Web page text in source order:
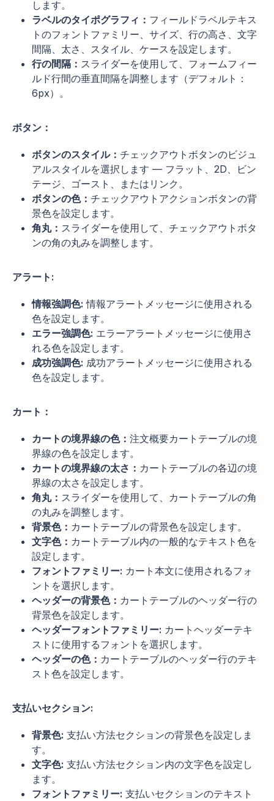
します。
ラベルのタイポグラフィ： フィールドラベルテキス
トのフォントファミリー、サイズ、行の高さ、文字
間隔、太さ、スタイル、ケースを設定します。
行の間隔： スライダーを使用して、フォームフィー
ルド行間の垂直間隔を調整します（デフォルト：
6px）。
ボタン：
ボタンのスタイル： チェックアウトボタンのビジュ
アルスタイルを選択します — フラット、2D、ビン
テージ、ゴースト、またはリンク。
ボタンの色： チェックアウトアクションボタンの背
景色を設定します。
角丸： スライダーを使用して、チェックアウトボタ
ンの角の丸みを調整します。
アラート:
情報強調色: 情報アラートメッセージに使用される
色を設定します。
エラー強調色: エラーアラートメッセージに使用さ
れる色を設定します。
成功強調色: 成功アラートメッセージに使用される
色を設定します。
カート：
カートの境界線の色： 注文概要カートテーブルの境
界線の色を設定します。
カートの境界線の太さ： カートテーブルの各辺の境
界線の太さを設定します。
角丸： スライダーを使用して、カートテーブルの角
の丸みを調整します。
背景色： カートテーブルの背景色を設定します。
文字色： カートテーブル内の一般的なテキスト色を
設定します。
フォントファミリー: カート本文に使用されるフォ
ントを選択します。
ヘッダーの背景色： カートテーブルのヘッダー行の
背景色を設定します。
ヘッダーフォントファミリー: カートヘッダーテキ
ストに使用するフォントを選択します。
ヘッダーの色： カートテーブルのヘッダー行のテキ
スト色を設定します。
支払いセクション:
背景色: 支払い方法セクションの背景色を設定しま
す。
文字色: 支払い方法セクション内の文字色を設定し
ます。
フォントファミリー: 支払いセクションのテキスト